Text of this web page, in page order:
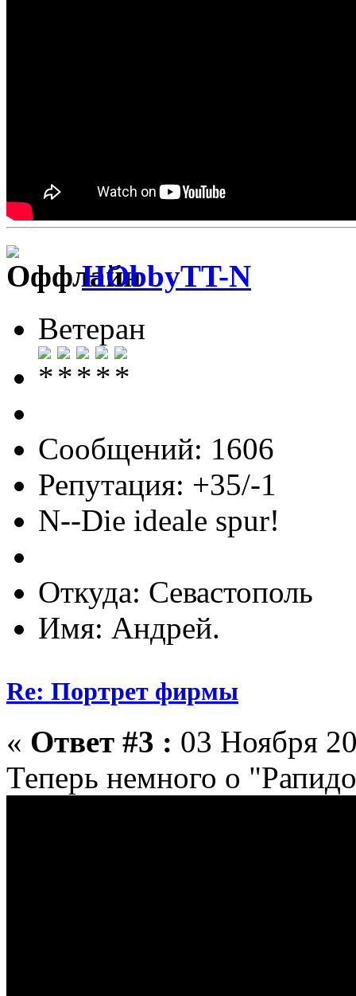
HObbyTT-N
Ветеран
Сообщений: 1606
Репутация: +35/-1
N--Die ideale spur!
Откуда: Севастополь
Имя: Андрей.
Re: Портрет фирмы
« Ответ #3 : 03 Ноября
Теперь немного о